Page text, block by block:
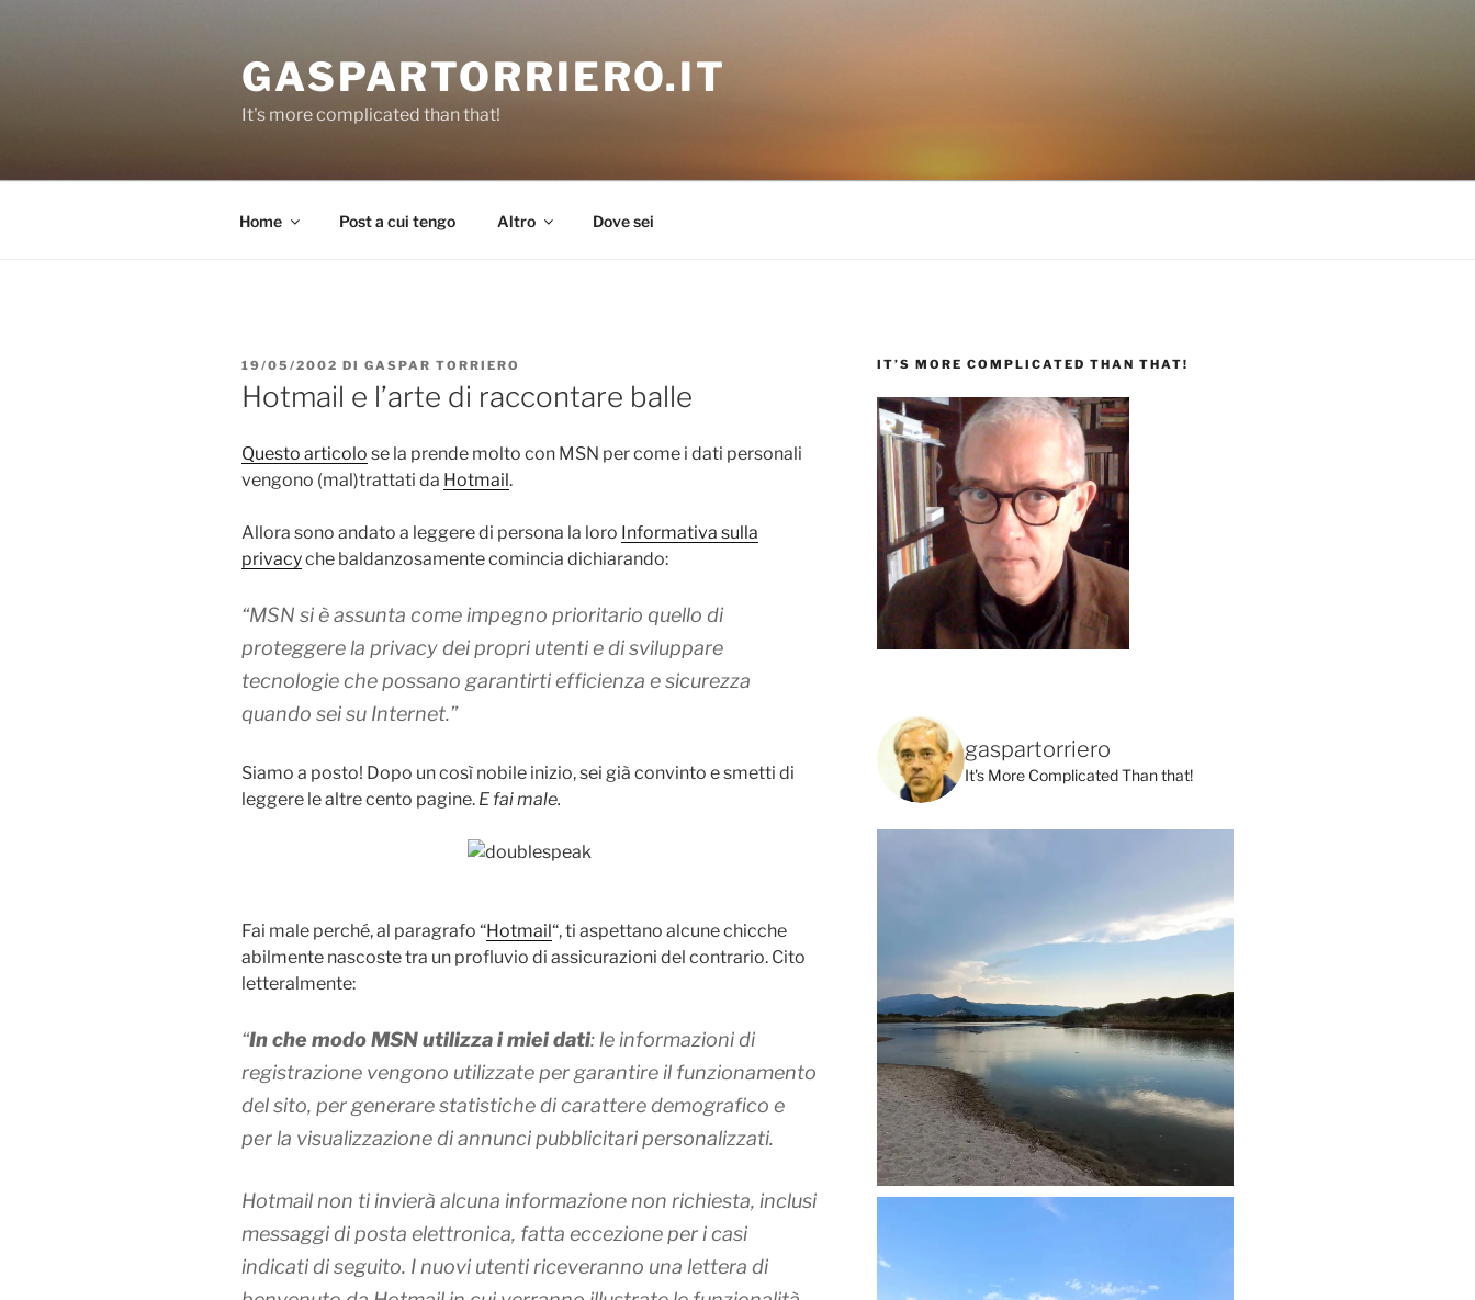
GASPARTORRIERO.IT
It's more complicated than that!
Home Post a cui tengo Altro Dove sei
PUBBLICATO
IL
19/05/2002 DI GASPAR TORRIERO
Hotmail e l’arte di raccontare balle
Questo articolo se la prende molto con MSN per come i dati personali
vengono (mal)trattati da Hotmail.
Allora sono andato a leggere di persona la loro Informativa sulla
privacyche baldanzosamente comincia dichiarando:
“MSN si è assunta come impegno prioritario quello di
proteggere la privacy dei propri utentie di sviluppare
tecnologie che possano garantirti efficienza e sicurezza
quando sei su Internet.”
Siamo a posto! Dopo un così nobile inizio, sei già convinto e smetti di
leggere le altre cento pagine. E fai male.
Fai male perché, al paragrafo “Hotmail“, ti aspettano alcune chicche
abilmente nascoste tra un profluvio di assicurazioni del contrario. Cito
letteralmente:
“In che modo MSN utilizza i miei dati: le informazioni di
registrazione vengono utilizzate per garantire il funzionamento
del sito, per generare statistiche di carattere demografico e
per la visualizzazione di annunci pubblicitari personalizzati.
Hotmailnon ti invierà alcuna informazione non richiesta, inclusi
messaggi di posta elettronica, fatta eccezione per i casi
indicati di seguito. I nuovi utenti riceveranno una lettera di
IT’S MORE COMPLICATED THAN THAT!
gaspartorriero
It's More Complicated Than that!